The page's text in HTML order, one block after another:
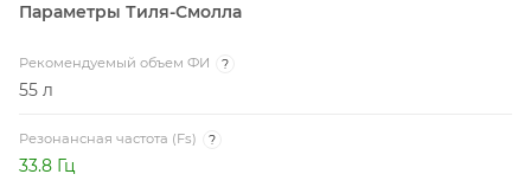
Параметры Тиля-Смолла
Рекомендуемый объем ФИ ?
55 л
Резонансная частота (Fs) ?
33.8 Гц